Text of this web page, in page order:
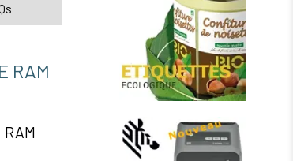
RAM